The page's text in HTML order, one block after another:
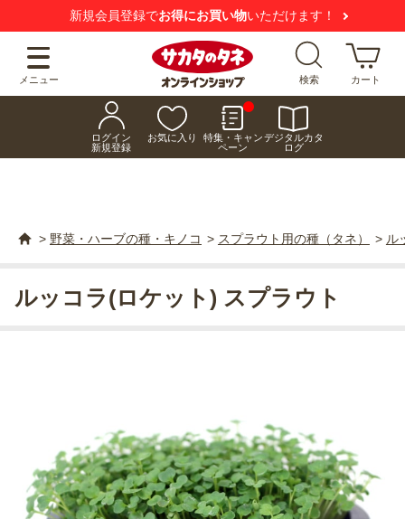
新規会員登録でお得にお買い物いただけます！
メニュー 検索 カート
ログイン
新規登録
お気に入り
特集・キャン
ペーン
デジタルカタ
ログ
> 野菜・ハーブの種・キノコ > スプラウト用の種（タネ） > ル
ルッコラ(ロケット) スプラウト